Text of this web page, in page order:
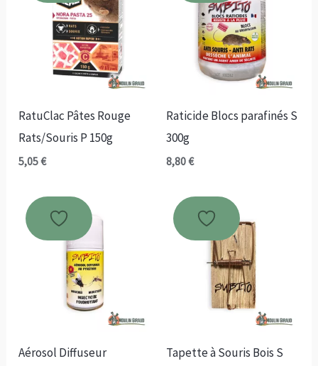
RatuClac Pâtes Rouge
Rats/Souris P 150g
5,05€
Raticide Blocs parafinés S
300g
8,80€
Aérosol Diffuseur
Tapette à Souris Bois S